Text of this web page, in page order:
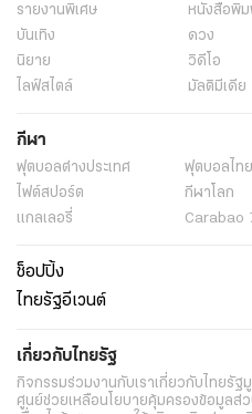
รายงานพิเศษ หนังสือพิ
บันเทิง
ดวง
นิยาย
วิดีโอ
ไลฟ์สไตล์
มัลติมีเดีย
กีฬา
ฟุตบอลต่่างประเทศ ฟุตบอลไทย
ไฟต์สปอร์ต
กีฬาโลก
แกลเลอรี่
Carabao
ช็อปปิ้ง
ไทยรัฐอีเวนต์
เกี่ยวกับไทยรัฐ
กิจกรรมร่วมงานกับเราเกี่ยวกับไทยรัฐ
ศูนย์ช่วยเหลือนโยบายคุ้มครองข้อมูลส่